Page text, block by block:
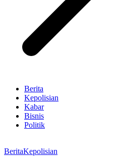
Berita
Kepolisian
Kabar
Bisnis
Politik
BeritaKepolisian